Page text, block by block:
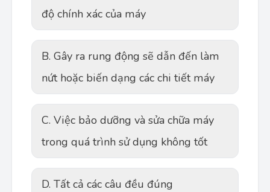
độ chính xác của máy
B. Gây ra rung động sẽ dẫn đến làm
nứt hoặc biến dạng các chi tiết máy
C. Việc bảo dưỡng và sửa chữa máy
trong quá trình sử dụng không tốt
D. Tất cả các câu đều đúng